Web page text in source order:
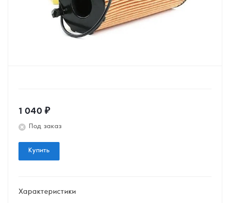
1 040 ₽
Под заказ
Купить
Характеристики